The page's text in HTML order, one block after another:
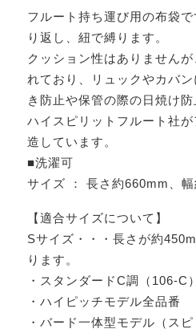
フルート持ち運び用の布袋
り返し、紐で縛ります。
クッション性はありません
れており、リュックやカバ
き防止や保管の際の日焼け防
ハイスピリットフルート社
造しています。
■洗濯可
サイズ ： 長さ約660mm、幅
【適合サイズについて】
Sサイズ・・・長さが約
ります。
・スタンダードC調（106-C）
・ハイピッチモデル全品番
・バード一体型モデル（ス